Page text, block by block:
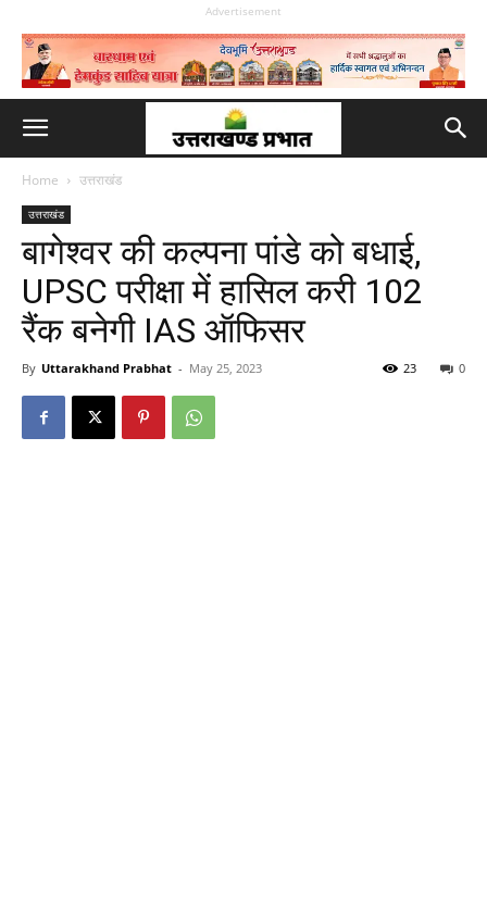
Advertisement
Home उत्तराखंड
उत्तराखंड
बागेश्वर की कल्पना पांडे को बधाई,
UPSC परीक्षा में हासिल करी 102
रैंक बनेगी IAS ऑफिसर
By Uttarakhand Prabhat - May 25, 2023 0
23